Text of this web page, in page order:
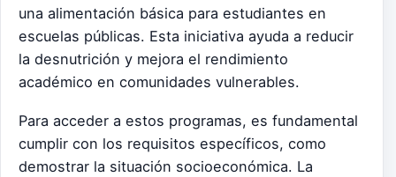
una alimentación básica para estudiantes en
escuelas públicas. Esta iniciativa ayuda a reducir
la desnutrición y mejora el rendimiento
académico en comunidades vulnerables.
Para acceder a estos programas, es fundamental
cumplir con los requisitos específicos, como
demostrar la situación socioeconómica. La